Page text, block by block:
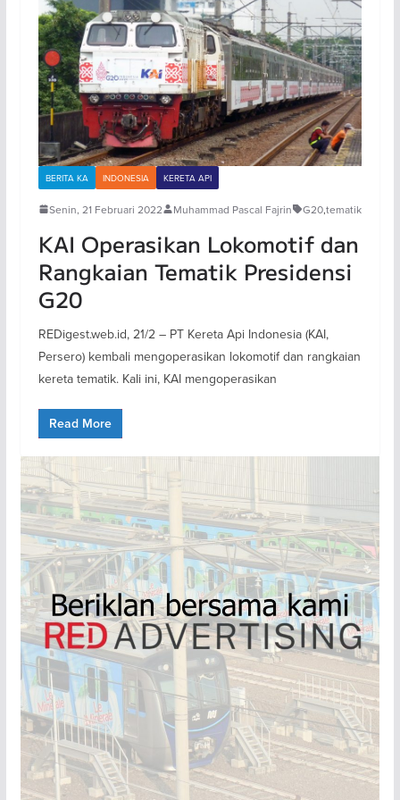
BERITA KA INDONESIA KERETA API
Senin, 21 Februari 2022 Muhammad Pascal Fajrin G20,tematik
KAI Operasikan Lokomotif dan
Rangkaian Tematik Presidensi
G20
REDigest.web.id, 21/2 – PT Kereta Api Indonesia (KAI,
Persero) kembali mengoperasikan lokomotif dan rangkaian
kereta tematik. Kali ini, KAI mengoperasikan
Read More